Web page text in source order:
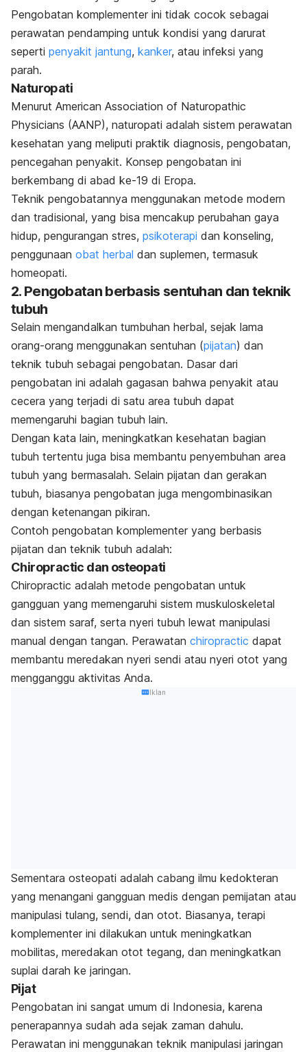
Pengobatan komplementer ini tidak cocok sebagai
perawatan pendamping untuk kondisi yang darurat
seperti penyakit jantung, kanker, atau infeksi yang
parah.
Naturopati
Menurut American Association of Naturopathic
Physicians (AANP), naturopati adalah sistem perawatan
kesehatan yang meliputi praktik diagnosis, pengobatan,
pencegahan penyakit. Konsep pengobatan ini
berkembang di abad ke-19 di Eropa.
Teknik pengobatannya menggunakan metode modern
dan tradisional, yang bisa mencakup perubahan gaya
hidup, pengurangan stres, psikoterapi dan konseling,
penggunaan obat herbal dan suplemen, termasuk
homeopati.
2. Pengobatan berbasis sentuhan dan teknik
tubuh
Selain mengandalkan tumbuhan herbal, sejak lama
orang-orang menggunakan sentuhan (pijatan) dan
teknik tubuh sebagai pengobatan. Dasar dari
pengobatan ini adalah gagasan bahwa penyakit atau
cecera yang terjadi di satu area tubuh dapat
memengaruhi bagian tubuh lain.
Dengan kata lain, meningkatkan kesehatan bagian
tubuh tertentu juga bisa membantu penyembuhan area
tubuh yang bermasalah. Selain pijatan dan gerakan
tubuh, biasanya pengobatan juga mengombinasikan
dengan ketenangan pikiran.
Contoh pengobatan komplementer yang berbasis
pijatan dan teknik tubuh adalah:
Chiropractic dan osteopati
Chiropractic adalah metode pengobatan untuk
gangguan yang memengaruhi sistem muskuloskeletal
dan sistem saraf, serta nyeri tubuh lewat manipulasi
manual dengan tangan. Perawatan chiropractic dapat
membantu meredakan nyeri sendi atau nyeri otot yang
mengganggu aktivitas Anda.
Iklan
Sementara osteopati adalah cabang ilmu kedokteran
yang menangani gangguan medis dengan pemijatan atau
manipulasi tulang, sendi, dan otot. Biasanya, terapi
komplementer ini dilakukan untuk meningkatkan
mobilitas, meredakan otot tegang, dan meningkatkan
suplai darah ke jaringan.
Pijat
Pengobatan ini sangat umum di Indonesia, karena
penerapannya sudah ada sejak zaman dahulu.
Perawatan ini menggunakan teknik manipulasi jaringan